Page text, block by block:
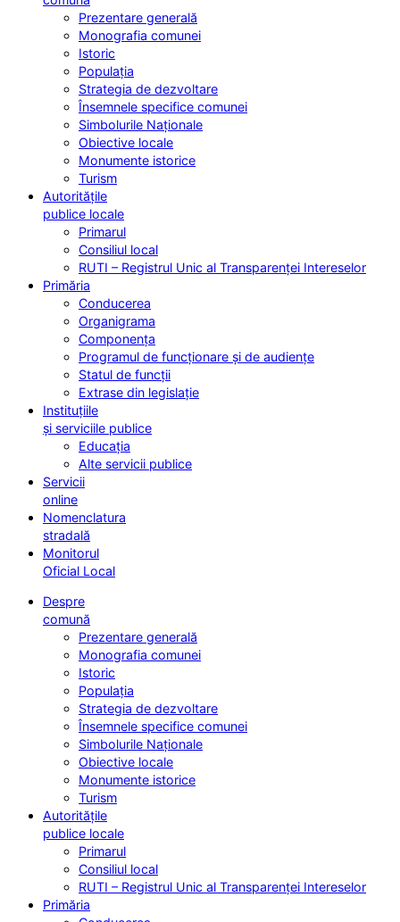
Prezentare generală
Monografia comunei
Istoric
Populația
Strategia de dezvoltare
Însemnele specifice comunei
Simbolurile Naționale
Obiective locale
Monumente istorice
Turism
Autoritățile
publice locale
Primarul
Consiliul local
RUTI – Registrul Unic al Transparenței Intereselor
Primăria
Conducerea
Organigrama
Componența
Programul de funcționare și de audiențe
Statul de funcții
Extrase din legislație
Instituțiile
și serviciile publice
Educația
Alte servicii publice
Servicii
online
Nomenclatura
stradală
Monitorul
Oficial Local
Despre
comună
Prezentare generală
Monografia comunei
Istoric
Populația
Strategia de dezvoltare
Însemnele specifice comunei
Simbolurile Naționale
Obiective locale
Monumente istorice
Turism
Autoritățile
publice locale
Primarul
Consiliul local
RUTI – Registrul Unic al Transparenței Intereselor
Primăria